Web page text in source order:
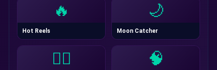
🔥
Hot Reels
🌙
Moon Catcher
🏴‍☠️ 🧠